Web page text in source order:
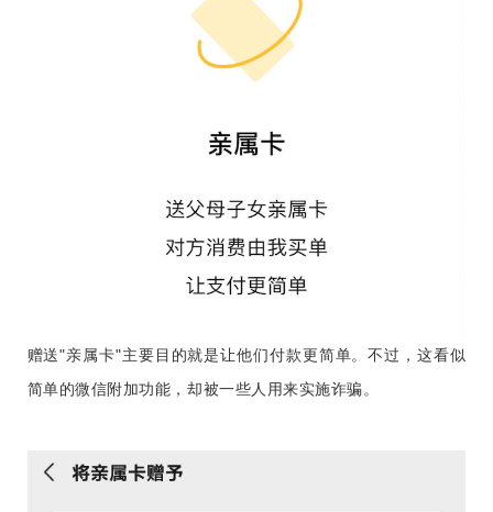
赠送"亲属卡"主要目的就是让他们付款更简单。不过，这看似
简单的微信附加功能，却被一些人用来实施诈骗。